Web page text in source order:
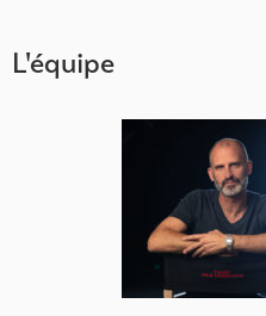
L'équipe